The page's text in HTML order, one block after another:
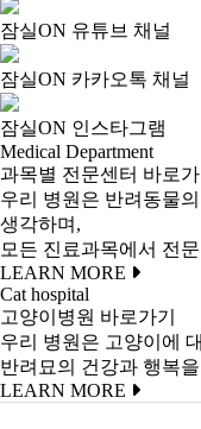
잠실ON 유튜브 채널
잠실ON 카카오톡 채널
잠실ON 인스타그램
Medical Department
과목별 전문센터 바로가
우리 병원은 반려동물
생각하며,
모든 진료과목에서 전
LEARN MORE
Cat hospital
고양이병원 바로가기
우리 병원은 고양이에
반려묘의 건강과 행복
LEARN MORE